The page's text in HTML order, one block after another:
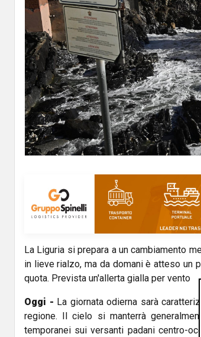
La Liguria si prepara a un cambiamento
in lieve rialzo, ma da domani è atteso un
quota. Prevista un'allerta gialla per vento
Oggi - La giornata odierna sarà
regione. Il cielo si manterrà
temporanei sui versanti padani centro-